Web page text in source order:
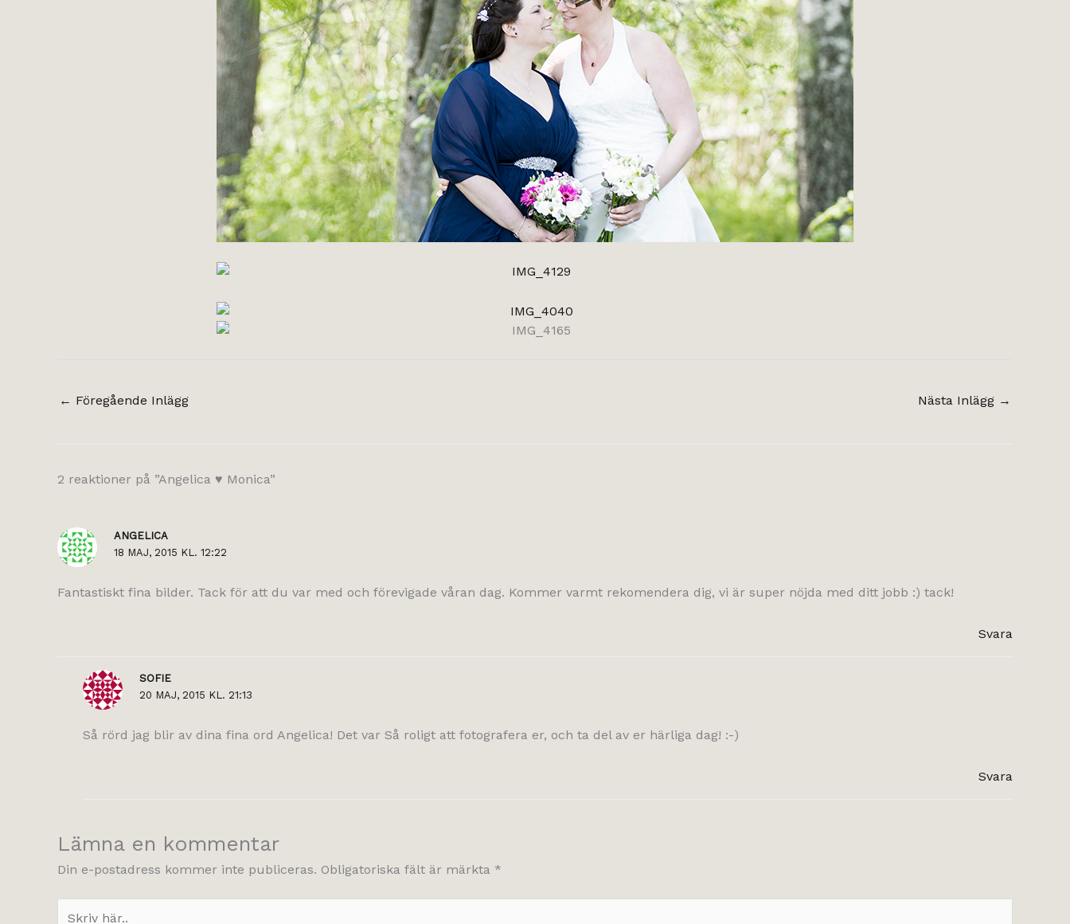
← Föregående Inlägg Nästa Inlägg →
2 reaktioner på ”Angelica ♥ Monica”
ANGELICA
18 MAJ, 2015 KL. 12:22
Fantastiskt fina bilder. Tack för att du var med och förevigade våran dag. Kommer varmt rekomendera dig, vi är super nöjda med ditt jobb :) tack!
Svara
SOFIE
20 MAJ, 2015 KL. 21:13
Så rörd jag blir av dina fina ord Angelica! Det var Så roligt att fotografera er, och ta del av er härliga dag! :-)
Svara
Lämna en kommentar
Din e-postadress kommer inte publiceras. Obligatoriska fält är märkta *